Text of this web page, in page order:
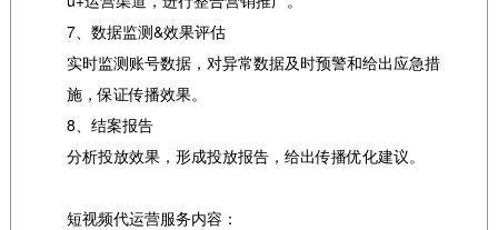
7、数据监测&效果评估
实时监测账号数据，对异常数据及时预警和给出应急措
施，保证传播效果。
8、结案报告
分析投放效果，形成投放报告，给出传播优化建议。
短视频代运营服务内容：